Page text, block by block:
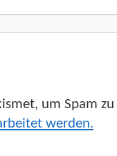
um Spam
werden.